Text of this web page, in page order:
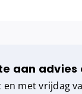
aan advies
met vrijdag